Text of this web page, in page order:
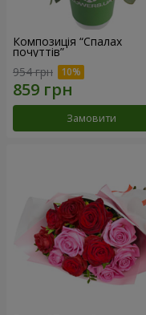
Композиція “Спалах
почуттів”
954 грн
Замовити